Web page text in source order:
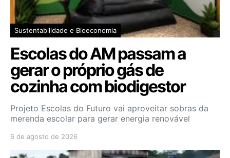
Sustentabilidade e Bioeconomia
Escolas do AM passam a
gerar o próprio gás de
cozinha com biodigestor
Projeto Escolas do Futuro vai aproveitar sobras da
merenda escolar para gerar energia renovável
6 de agosto de 2026